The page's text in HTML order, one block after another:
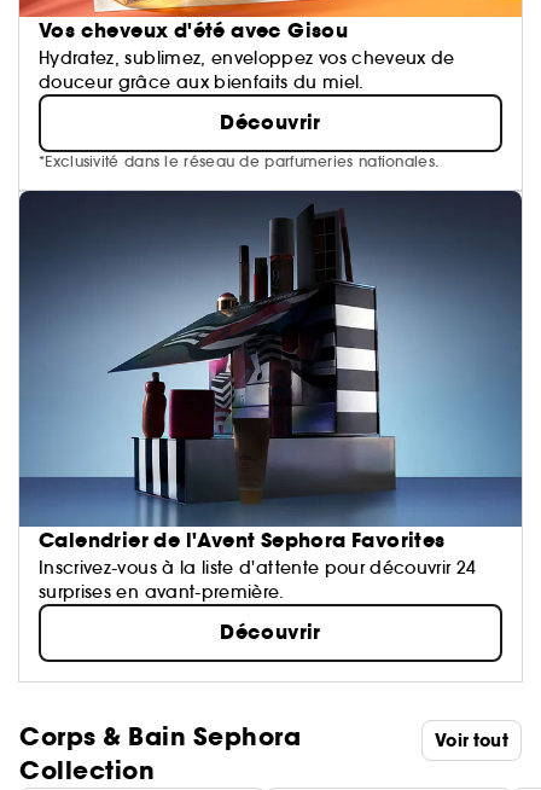
Vos cheveux d'été avec Gisou
Hydratez, sublimez, enveloppez vos cheveux de
douceur grâce aux bienfaits du miel.
Découvrir
*Exclusivité dans le réseau de parfumeries nationales.
Calendrier de l'Avent Sephora Favorites
Inscrivez-vous à la liste d'attente pour découvrir 24
surprises en avant-première.
Découvrir
Corps & Bain Sephora
Collection
Voir tout